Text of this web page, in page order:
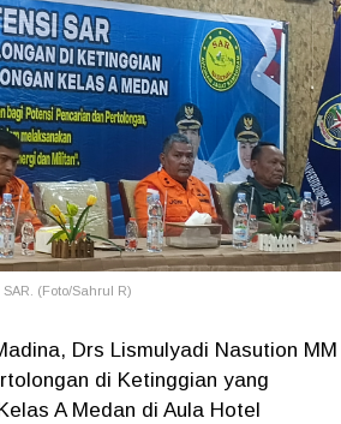
(Foto/Sahrul R)
Drs Lismulyadi Nasution MM
di Ketinggian yang
A Medan di Aula Hotel